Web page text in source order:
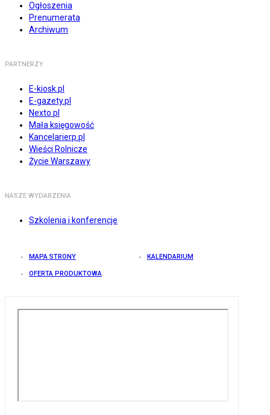
Ogłoszenia
Prenumerata
Archiwum
PARTNERZY
E-kiosk.pl
E-gazety.pl
Nexto.pl
Mała księgowość
Kancelarierp.pl
Wieści Rolnicze
Życie Warszawy
NASZE WYDARZENIA
Szkolenia i konferencje
MAPA STRONY KALENDARIUM
OFERTA PRODUKTOWA